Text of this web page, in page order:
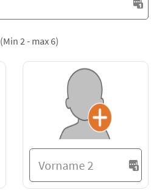
(Min 2 - max 6)